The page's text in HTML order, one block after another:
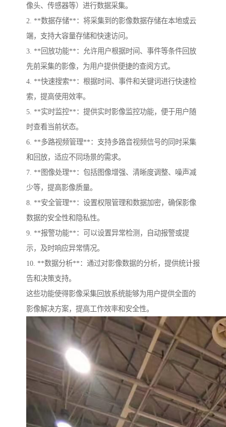
像头、传感器等）进行数据采集。
2. **数据存储**：将采集到的影像数据存储在本地或云
端，支持大容量存储和快速访问。
3. **回放功能**：允许用户根据时间、事件等条件回放
先前采集的影像，为用户提供便捷的查阅方式。
4. **快速搜索**：根据时间、事件和关键词进行快速检
索，提高使用效率。
5. **实时监控**：提供实时影像监控功能，便于用户随
时查看当前状态。
6. **多路视频管理**：支持多路音视频信号的同时采集
和回放，适应不同场景的需求。
7. **图像处理**：包括图像增强、清晰度调整、噪声减
少等，提高影像质量。
8. **安全管理**：设置权限管理和数据加密，确保影像
数据的安全性和隐私性。
9. **报警功能**：可以设置异常检测，自动报警或提
示，及时响应异常情况。
10. **数据分析**：通过对影像数据的分析，提供统计报
告和决策支持。
这些功能使得影像采集回放系统能够为用户提供全面的
影像解决方案，提高工作效率和安全性。